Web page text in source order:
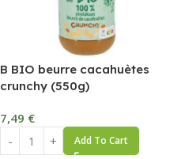
B BIO beurre cacahuètes
crunchy (550g)
7,49 €
Add To Cart